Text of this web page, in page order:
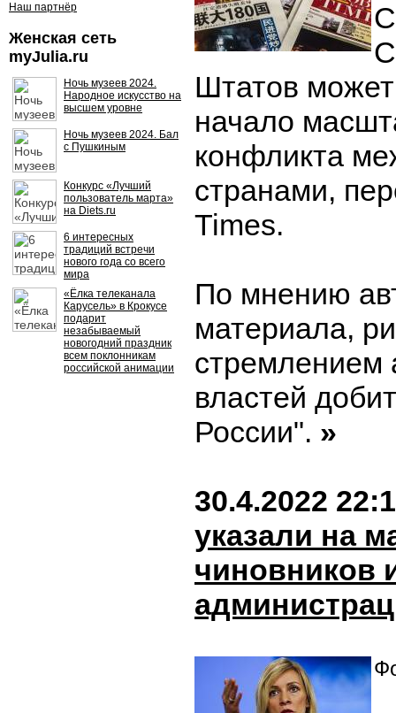
Наш партнёр
Женская сеть
myJulia.ru
Ночь музеев 2024.
Народное искусство на
высшем уровне
Ночь музеев 2024. Бал
с Пушкиным
Конкурс «Лучший
пользователь марта»
на Diets.ru
6 интересных
традиций встречи
нового года со всего
мира
«Ёлка телеканала
Карусель» в Крокусе
подарит
незабываемый
новогодний праздник
всем поклонникам
российской анимации
Штатов
начало
конфликта
странами,
Times.
По мнению
материала,
стремлением
властей
России". »
30.4.2022
указали на
чиновников